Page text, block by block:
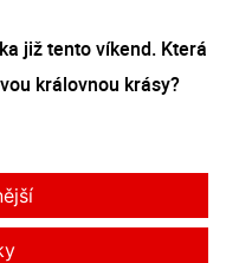
již tento víkend. Která
královnou krásy?